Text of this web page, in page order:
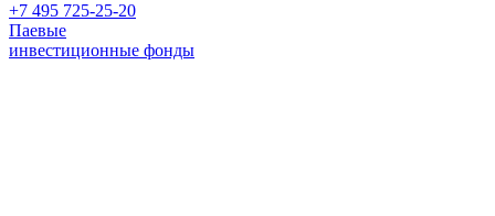
+7 495 725-25-20
Паевые
инвестиционные фонды